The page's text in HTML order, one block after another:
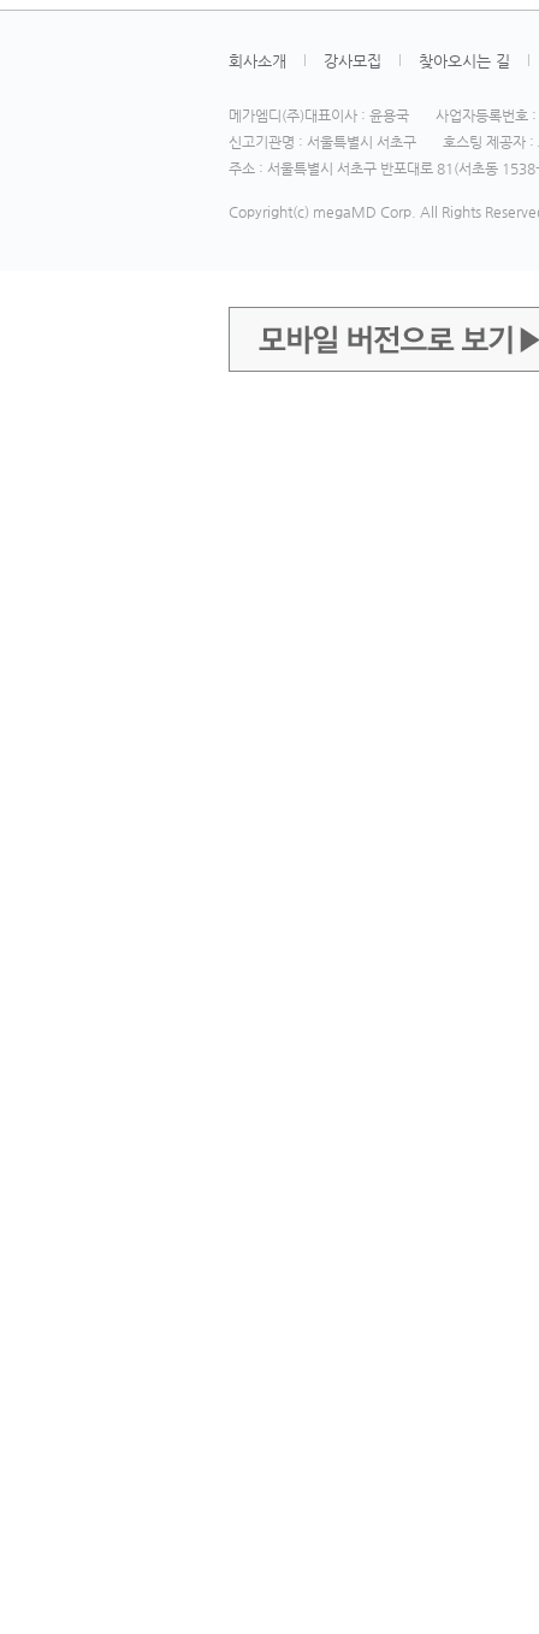
회사소개 강사모집 찾아오시는 길
메가엠디(주)대표이사 : 윤용국
사업자등록번
신고기관명 : 서울특별시 서초구
호스팅 제공자 :
주소 : 서울특별시 서초구 반포대로 81(서초동
Copyright(c) megaMD Corp. All Rights